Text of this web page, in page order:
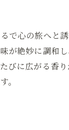
ちゃん農園が提
自然と共生する
農園体験ツアー
季節ごとに変わ
で心の旅へと
が絶妙に調和
びに広がる香
。